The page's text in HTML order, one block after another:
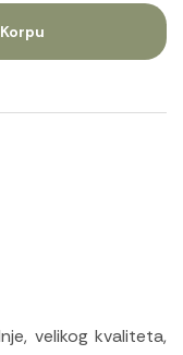
velikog kvaliteta,